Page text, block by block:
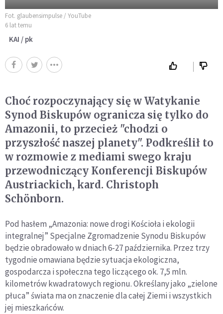
Fot. glaubensimpulse / YouTube
6 lat temu
KAI / pk
Choć rozpoczynający się w Watykanie
Synod Biskupów ogranicza się tylko do
Amazonii, to przecież "chodzi o
przyszłość naszej planety". Podkreślił to
w rozmowie z mediami swego kraju
przewodniczący Konferencji Biskupów
Austriackich, kard. Christoph
Schönborn.
Pod hasłem „Amazonia: nowe drogi Kościoła i ekologii
integralnej” Specjalne Zgromadzenie Synodu Biskupów
będzie obradowało w dniach 6-27 października. Przez trzy
tygodnie omawiana będzie sytuacja ekologiczna,
gospodarcza i społeczna tego liczącego ok. 7,5 mln.
kilometrów kwadratowych regionu. Określany jako „zielone
płuca” świata ma on znaczenie dla całej Ziemi i wszystkich
jej mieszkańców.